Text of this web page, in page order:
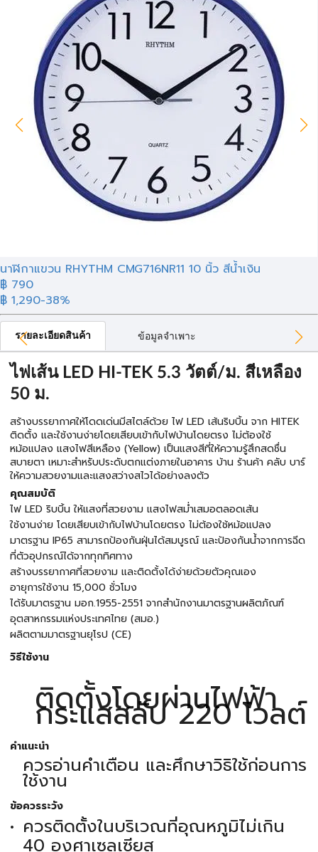
นาฬิกาแขวน RHYTHM CMG716NR11 10 นิ้ว สีน้ำเงิน
฿ 790
฿ 1,290-38%
รายละเอียดสินค้า ข้อมูลจำเพาะ
ไฟเส้น LED HI-TEK 5.3 วัตต์/ม. สีเหลือง
50 ม.
สร้างบรรยากาศให้โดดเด่นมีสไตล์ด้วย ไฟ LED เส้นริบบิ้น จาก HITEK
ติดตั้ง และใช้งานง่ายโดยเสียบเข้ากับไฟบ้านโดยตรง ไม่ต้องใช้
หม้อแปลง แสงไฟสีเหลือง (Yellow) เป็นแสงสีที่ให้ความรู้สึกสดชื่น
สบายตา เหมาะสำหรับประดับตกแต่งภายในอาคาร บ้าน ร้านค้า คลับ บาร์
ให้ความสวยงามและแสงสว่างสไวได้อย่างลงตัว
คุณสมบัติ
ไฟ LED ริบบิ้น ให้แสงที่สวยงาม แสงไฟสม่ำเสมอตลอดเส้น
ใช้งานง่าย โดยเสียบเข้ากับไฟบ้านโดยตรง ไม่ต้องใช้หม้อแปลง
มาตรฐาน IP65 สามารถป้องกันฝุ่นได้สมบูรณ์ และป้องกันน้ำจากการฉีด
ที่ตัวอุปกรณ์ได้จากทุกทิศทาง
สร้างบรรยากาศที่สวยงาม และติดตั้งได้ง่ายด้วยตัวคุณเอง
อายุการใช้งาน 15,000 ชั่วโมง
ได้รับมาตรฐาน มอก.1955-2551 จากสำนักงานมาตรฐานผลิตภัณฑ์
อุตสาหกรรมแห่งประเทศไทย (สมอ.)
ผลิตตามมาตรฐานยุโรป (CE)
วิธีใช้งาน
ติดตั้งโดยผ่านไฟฟ้า
กระแสสลับ 220 โวลต์
คำแนะนำ
ควรอ่านคำเตือน และศึกษาวิธิใช้ก่อนการ
ใช้งาน
ข้อควรระวัง
ควรติดตั้งในบริเวณที่อุณหภูมิไม่เกิน
40 องศาเซลเซียส